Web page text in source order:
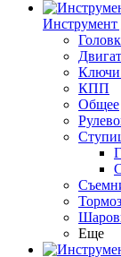
Инструмент
Ключи
КПП
Общее
Еще